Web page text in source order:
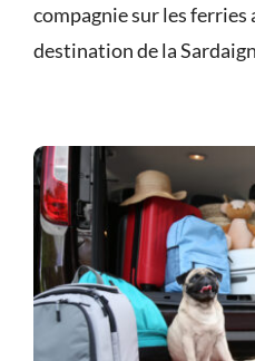
compagnie sur les ferries
destination de la